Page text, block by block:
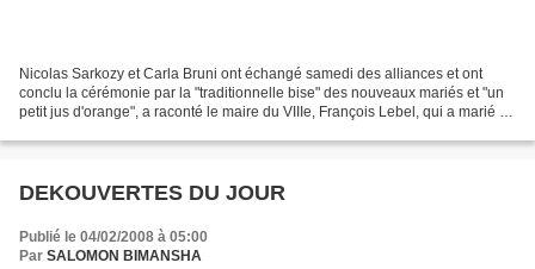
Nicolas Sarkozy et Carla Bruni ont échangé samedi des alliances et ont
conclu la cérémonie par la "traditionnelle bise" des nouveaux mariés et "un
petit jus d'orange", a raconté le maire du VIIIe, François Lebel, qui a marié le
DEKOUVERTES DU JOUR
Publié le 04/02/2008 à 05:00
Par SALOMON BIMANSHA